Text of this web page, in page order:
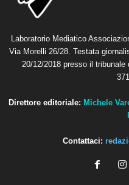
Laboratorio Mediatico
Via Morelli 26/28. Testata
20/12/2018 presso il
Direttore editoriale: Michele
Contattaci: